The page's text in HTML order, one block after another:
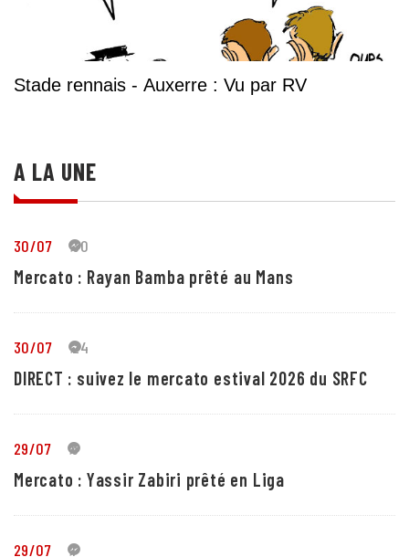
Stade rennais - Auxerre : Vu par RV
A LA UNE
30/07 30
Mercato : Rayan Bamba prêté au Mans
30/07 24
DIRECT : suivez le mercato estival 2026 du SRFC
29/07 5
Mercato : Yassir Zabiri prêté en Liga
29/07 1